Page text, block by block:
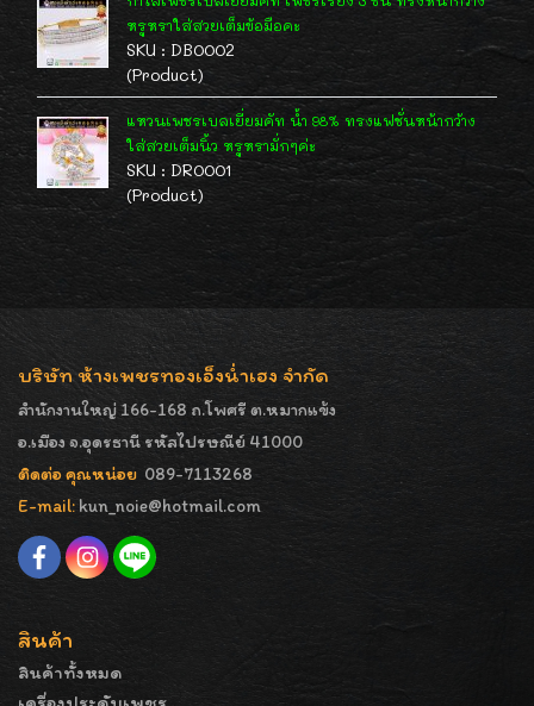
หรูหราใส่สวยเต็มข้อมือคะ
SKU : DB0002
(Product)
แหวนเพชรเบลเยี่ยมคัท น้ำ 98% ทรงแฟชั่นหน้ากว้าง
ใส่สวยเต็มนิ้ว หรูหรามั่กๆค่ะ
SKU : DR0001
(Product)
บริษัท ห้างเพชรทองเอ็งน่ำเฮง จำกัด
สำนักงานใหญ่ 166-168 ถ.โพศรี ต.หมากแข้ง
อ.เมือง จ.อุดรธานี รหัสไปรษณีย์ 41000
ติดต่อ คุณหน่อย 089-7113268
E-mail: kun_noie@hotmail.com
สินค้า
สินค้าทั้งหมด
เครื่องประดับเพชร